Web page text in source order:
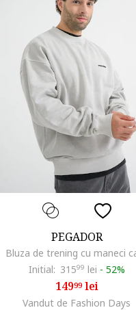
PEGADOR
Initial: 31599 lei - 52%
14999lei
Vandut de Fashion Days